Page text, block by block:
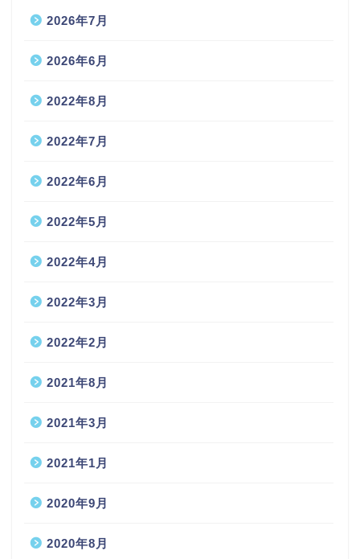
2026年7月
2026年6月
2022年8月
2022年7月
2022年6月
2022年5月
2022年4月
2022年3月
2022年2月
2021年8月
2021年3月
2021年1月
2020年9月
2020年8月